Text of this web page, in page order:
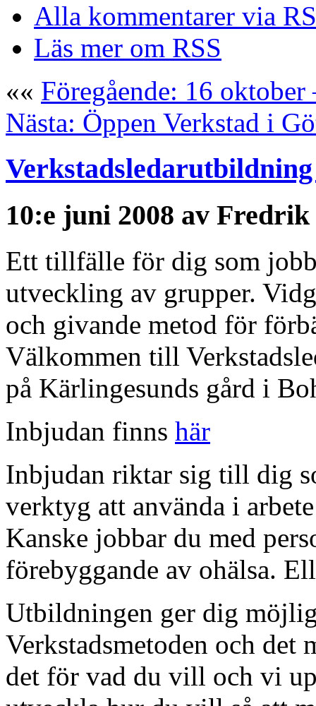
Alla kommentarer via
Läs mer om RSS
«« Föregående: 16
Nästa: Öppen Verkstad i
Verkstadsledarutbildning
10:e juni 2008 av Fredrik
Ett tillfälle för dig som
utveckling av grupper.
och givande metod för
Välkommen till
på Kärlingesunds gård i
Inbjudan finns här
Inbjudan riktar sig till dig
verktyg att använda i
Kanske jobbar du med
förebyggande av ohälsa.
Utbildningen ger dig
Verkstadsmetoden och det
det för vad du vill och vi